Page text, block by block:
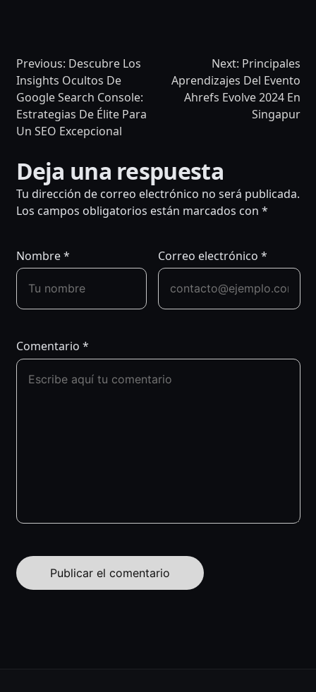
NAVEGACIÓN
DE
ENTRADAS
Previous: Descubre Los
Insights Ocultos De
Google Search Console:
Estrategias De Élite Para
Un SEO Excepcional
Next: Principales
Aprendizajes Del Evento
Ahrefs Evolve 2024 En
Singapur
Deja una respuesta
Tu dirección de correo electrónico no será publicada.
Los campos obligatorios están marcados con *
Nombre* Correo electrónico *
Comentario *